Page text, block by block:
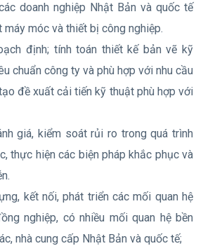
doanh nghiệp Nhật Bản và quốc tế
móc và thiết bị công nghiệp.
định; tính toán thiết kế bản vẽ kỹ
chuẩn công ty và phù hợp với nhu cầu
đề xuất cải tiến kỹ thuật phù hợp với
giá, kiểm soát rủi ro trong quá trình
thực hiện các biện pháp khắc phục và
kết nối, phát triển các mối quan hệ
nghiệp, có nhiều mối quan hệ bền
nhà cung cấp Nhật Bản và quốc tế;